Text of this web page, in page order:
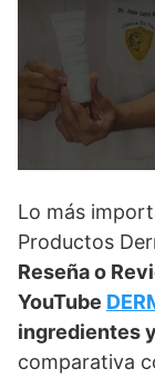
Lo más
Productos
Reseña o
YouTube
ingredientes
comparativa